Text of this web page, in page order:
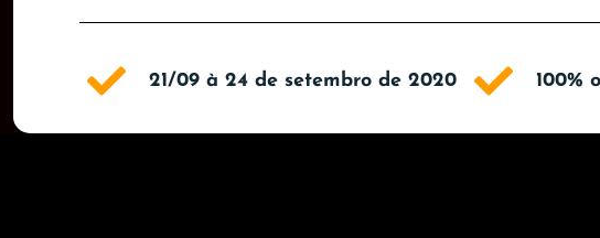
21/09 à 24 de setembro de 2020 100%